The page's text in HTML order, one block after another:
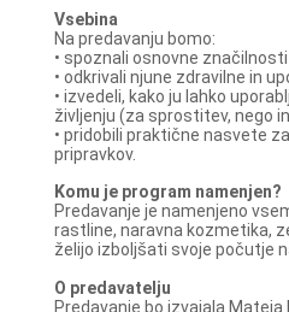
Vsebina
Na predavanju bomo:
• spoznali osnovne
• odkrivali njune zdravilne in
• izvedeli, kako ju lahko
življenju (za sprostitev, nego
• pridobili praktične nasvete
pripravkov.
Komu je program namenjen?
Predavanje je namenjeno
rastline, naravna kozmetika,
želijo izboljšati svoje počutje
O predavatelju
Predavanje bo izvajala Mateja